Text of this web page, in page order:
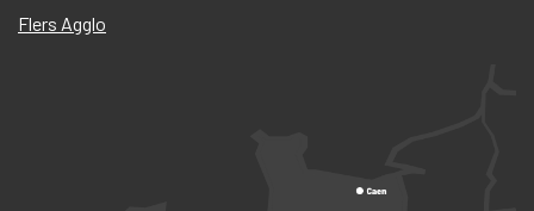
Flers Agglo